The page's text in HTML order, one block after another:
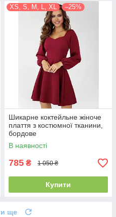
XS, S, M, L, XL –25%
Шикарне коктейльне жіноче
плаття з костюмної тканини,
бордове
В наявності
785 ₴ 1 050 ₴
Купити
ще